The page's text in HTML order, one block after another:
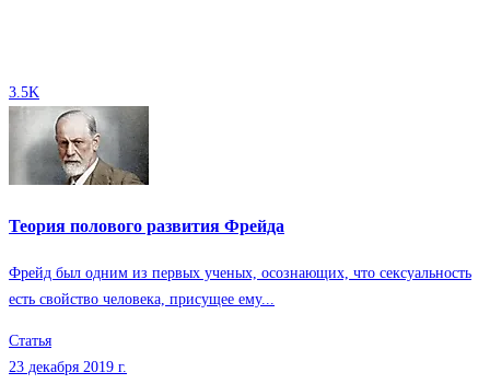
3.5K
Теория полового развития Фрейда
Фрейд был одним из первых ученых, осознающих, что сексуальность
есть свойство человека, присущее ему...
Статья
23 декабря 2019 г.